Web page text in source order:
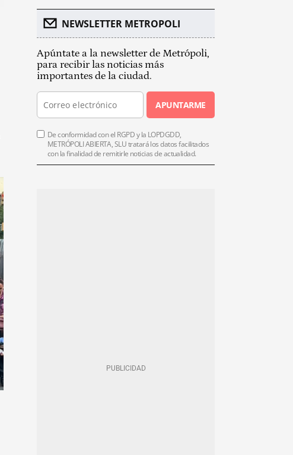
NEWSLETTER METROPOLI
Apúntate a la newsletter de Metrópoli,
para recibir las noticias más
importantes de la ciudad.
APUNTARME
De conformidad con el RGPD y la LOPDGDD,
METRÓPOLI ABIERTA, SLU tratará los datos facilitados
con la finalidad de remitirle noticias de actualidad.